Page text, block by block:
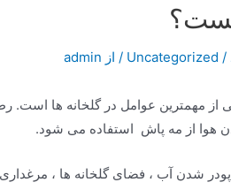
/
Uncategorized / از admin
هوا از مه پاش استفاده می شود.
پودر شدن آب ، فضای گلخانه ها ،